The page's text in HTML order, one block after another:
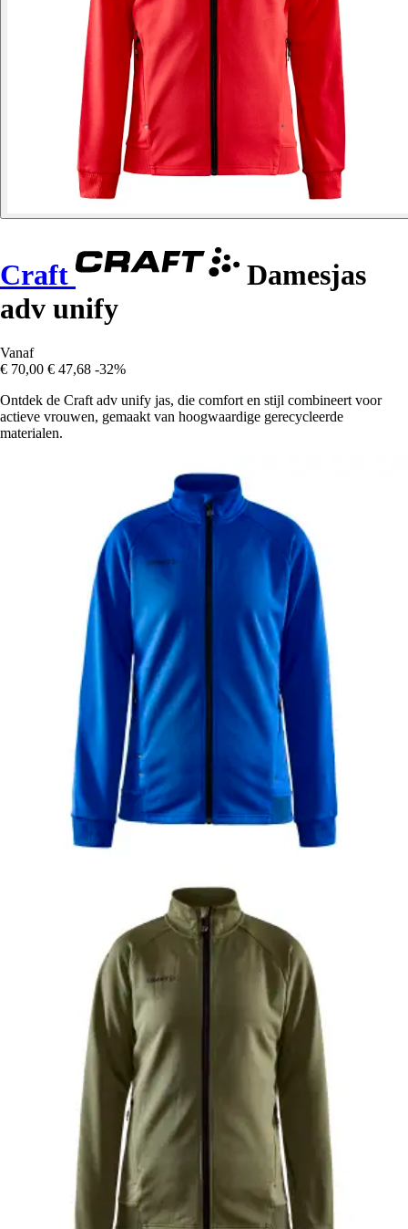
Craft
Damesjas
adv unify
Vanaf
€ 70,00 € 47,68 -32%
Ontdek de Craft adv unify jas, die comfort en stijl combineert voor
actieve vrouwen, gemaakt van hoogwaardige gerecycleerde
materialen.